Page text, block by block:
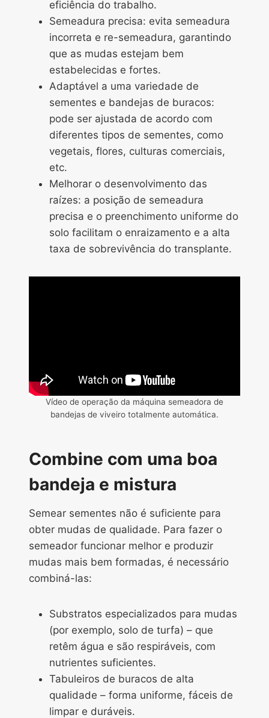
eficiência do trabalho.
Semeadura precisa: evita semeadura
incorreta e re-semeadura, garantindo
que as mudas estejam bem
estabelecidas e fortes.
Adaptável a uma variedade de
sementes e bandejas de buracos:
pode ser ajustada de acordo com
diferentes tipos de sementes, como
vegetais, flores, culturas comerciais,
etc.
Melhorar o desenvolvimento das
raízes: a posição de semeadura
precisa e o preenchimento uniforme do
solo facilitam o enraizamento e a alta
taxa de sobrevivência do transplante.
Vídeo de operação da máquina semeadora de
bandejas de viveiro totalmente automática.
Combine com uma boa
bandeja e mistura
Semear sementes não é suficiente para
obter mudas de qualidade. Para fazer o
semeador funcionar melhor e produzir
mudas mais bem formadas, é necessário
combiná-las:
Substratos especializados para mudas
(por exemplo, solo de turfa) – que
retêm água e são respiráveis, com
nutrientes suficientes.
Tabuleiros de buracos de alta
qualidade – forma uniforme, fáceis de
limpar e duráveis.